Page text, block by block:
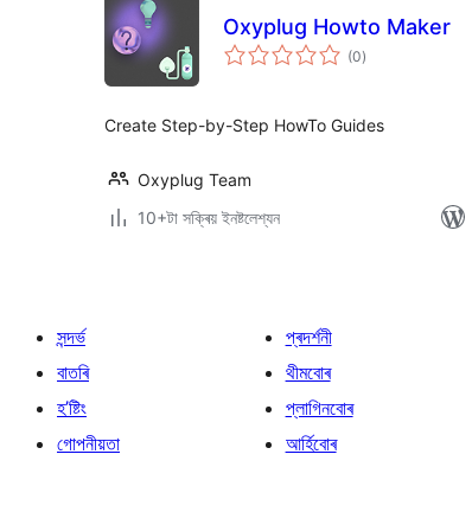
Oxyplug Howto Maker
(0টা
মুঠ)
Create Step-by-Step HowTo Guides
Oxyplug Team
10+টা সক্ৰিয় ইনষ্টলেশ্যন
সন্দৰ্ভ
বাতৰি
হ’ষ্টিং
গোপনীয়তা
প্ৰদৰ্শনী
থীমবোৰ
প্লাগিনবোৰ
আৰ্হিবোৰ